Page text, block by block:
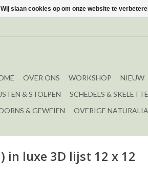
OVER ONS WORKSHOP NIEUW
& STOLPEN
SCHEDELS &
& GEWEIEN
OVERIGE NATURALIA
in luxe 3D lijst 12 x 12
Wij slaan cookies op om onze website te